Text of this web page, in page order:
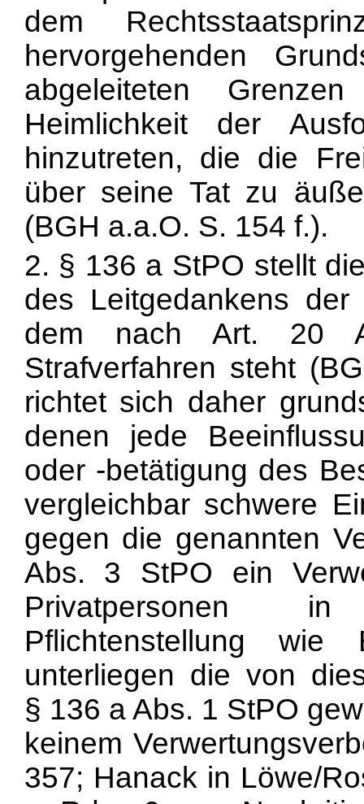
dem
hervorgehenden
abgeleiteten
Heimlichkeit der
hinzutreten, die die
über seine Tat zu
(BGH a.a.O. S. 154 f.).
2. § 136 a StPO stellt
des Leitgedankens der
dem nach Art. 20
Strafverfahren steht
richtet sich daher
denen jede
oder -betätigung des
vergleichbar schwere
gegen die genannten
Abs. 3 StPO ein
Privatpersonen
Pflichtenstellung wie
unterliegen die von
§ 136 a Abs. 1 StPO
keinem
357; Hanack in Löwe/